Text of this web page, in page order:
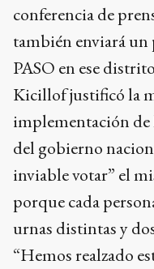
conferencia de
también enviará un
PASO en ese
Kicillof justificó la
implementación
del gobierno
inviable votar” el
porque cada
urnas distintas y
“Hemos realzado